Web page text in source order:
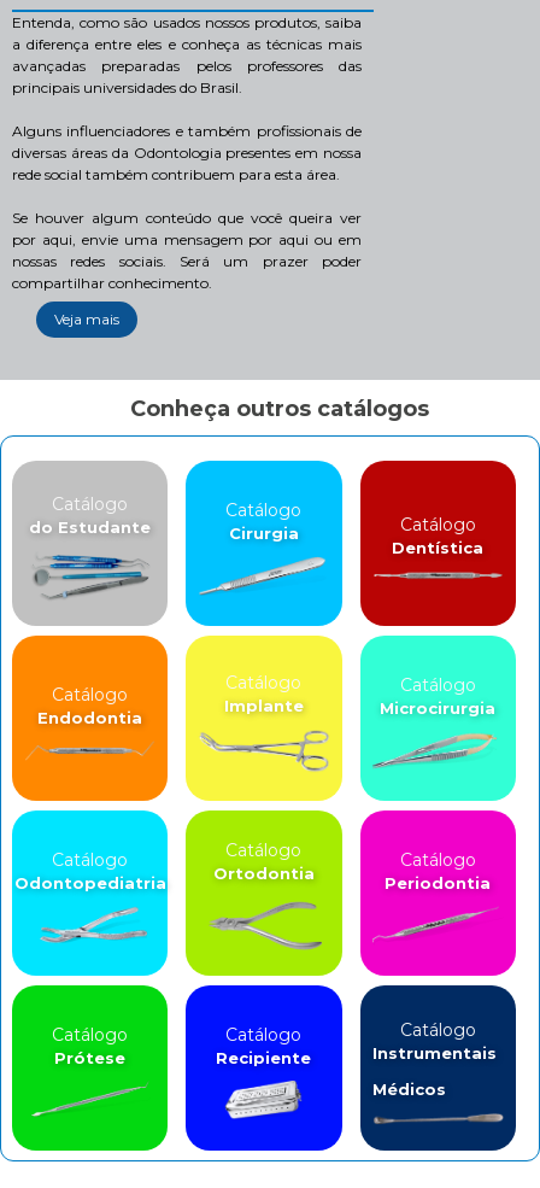
Entenda, como são usados nossos produtos, saiba
a diferença entre eles e conheça as técnicas mais
avançadas preparadas pelos professores das
principais universidades do Brasil.
Alguns influenciadores e também profissionais de
diversas áreas da Odontologia presentes em nossa
rede social também contribuem para esta área.
Se houver algum conteúdo que você queira ver
por aqui, envie uma mensagem por aqui ou em
nossas redes sociais. Será um prazer poder
compartilhar conhecimento.
Veja mais
Conheça outros catálogos
Catálogo
do Estudante
Catálogo
Cirurgia Catálogo
Dentística
Catálogo
Endodontia
Catálogo
Implante
Catálogo
Microcirurgia
Catálogo
Odontopediatria
Catálogo
Ortodontia
Catálogo
Periodontia
Catálogo
Prótese
Catálogo
Recipiente
Catálogo
Instrumentais
Médicos